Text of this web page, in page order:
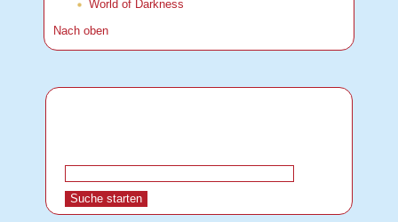
World of Darkness
Nach oben